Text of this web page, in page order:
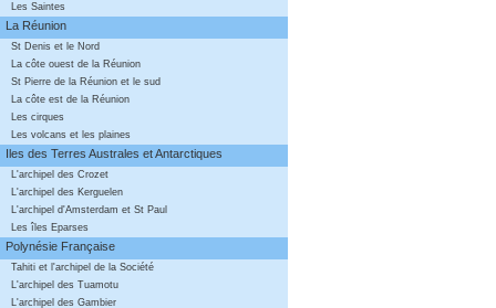
Les Saintes
La Réunion
St Denis et le Nord
La côte ouest de la Réunion
St Pierre de la Réunion et le sud
La côte est de la Réunion
Les cirques
Les volcans et les plaines
Iles des Terres Australes et Antarctiques
L'archipel des Crozet
L'archipel des Kerguelen
L'archipel d'Amsterdam et St Paul
Les îles Eparses
Polynésie Française
Tahiti et l'archipel de la Société
L'archipel des Tuamotu
L'archipel des Gambier